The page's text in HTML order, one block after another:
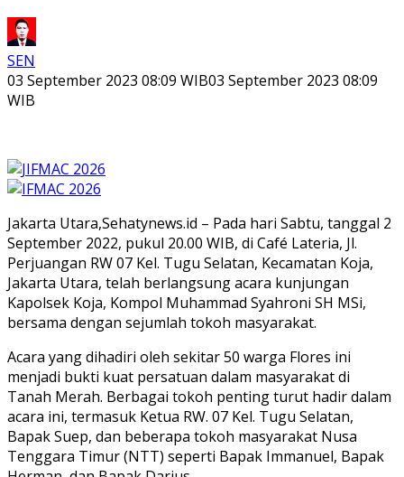
SEN
03 September 2023 08:09 WIB03 September 2023 08:09
WIB
Jakarta Utara,Sehatynews.id – Pada hari Sabtu, tanggal 2
September 2022, pukul 20.00 WIB, di Café Lateria, Jl.
Perjuangan RW 07 Kel. Tugu Selatan, Kecamatan Koja,
Jakarta Utara, telah berlangsung acara kunjungan
Kapolsek Koja, Kompol Muhammad Syahroni SH MSi,
bersama dengan sejumlah tokoh masyarakat.
Acara yang dihadiri oleh sekitar 50 warga Flores ini
menjadi bukti kuat persatuan dalam masyarakat di
Tanah Merah. Berbagai tokoh penting turut hadir dalam
acara ini, termasuk Ketua RW. 07 Kel. Tugu Selatan,
Bapak Suep, dan beberapa tokoh masyarakat Nusa
Tenggara Timur (NTT) seperti Bapak Immanuel, Bapak